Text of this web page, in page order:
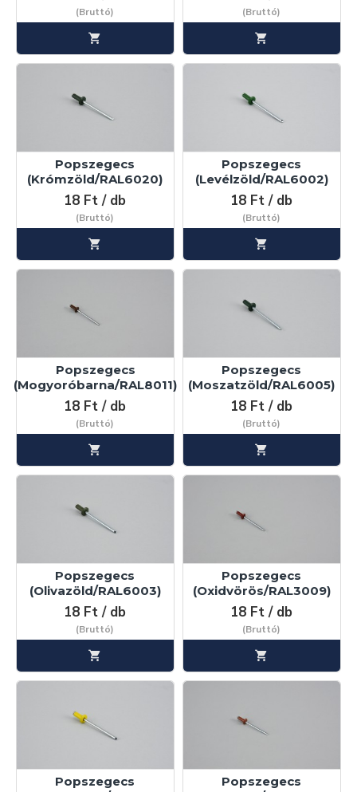
(Bruttó) (Bruttó)
Popszegecs
(Krómzöld/RAL6020)
18 Ft / db
(Bruttó)
Popszegecs
(Levélzöld/RAL6002)
18 Ft / db
(Bruttó)
Popszegecs
(Mogyoróbarna/RAL8011)
18 Ft / db
(Bruttó)
Popszegecs
(Moszatzöld/RAL6005)
18 Ft / db
(Bruttó)
Popszegecs
(Olivazöld/RAL6003)
18 Ft / db
(Bruttó)
Popszegecs
(Oxidvörös/RAL3009)
18 Ft / db
(Bruttó)
Popszegecs
Popszegecs